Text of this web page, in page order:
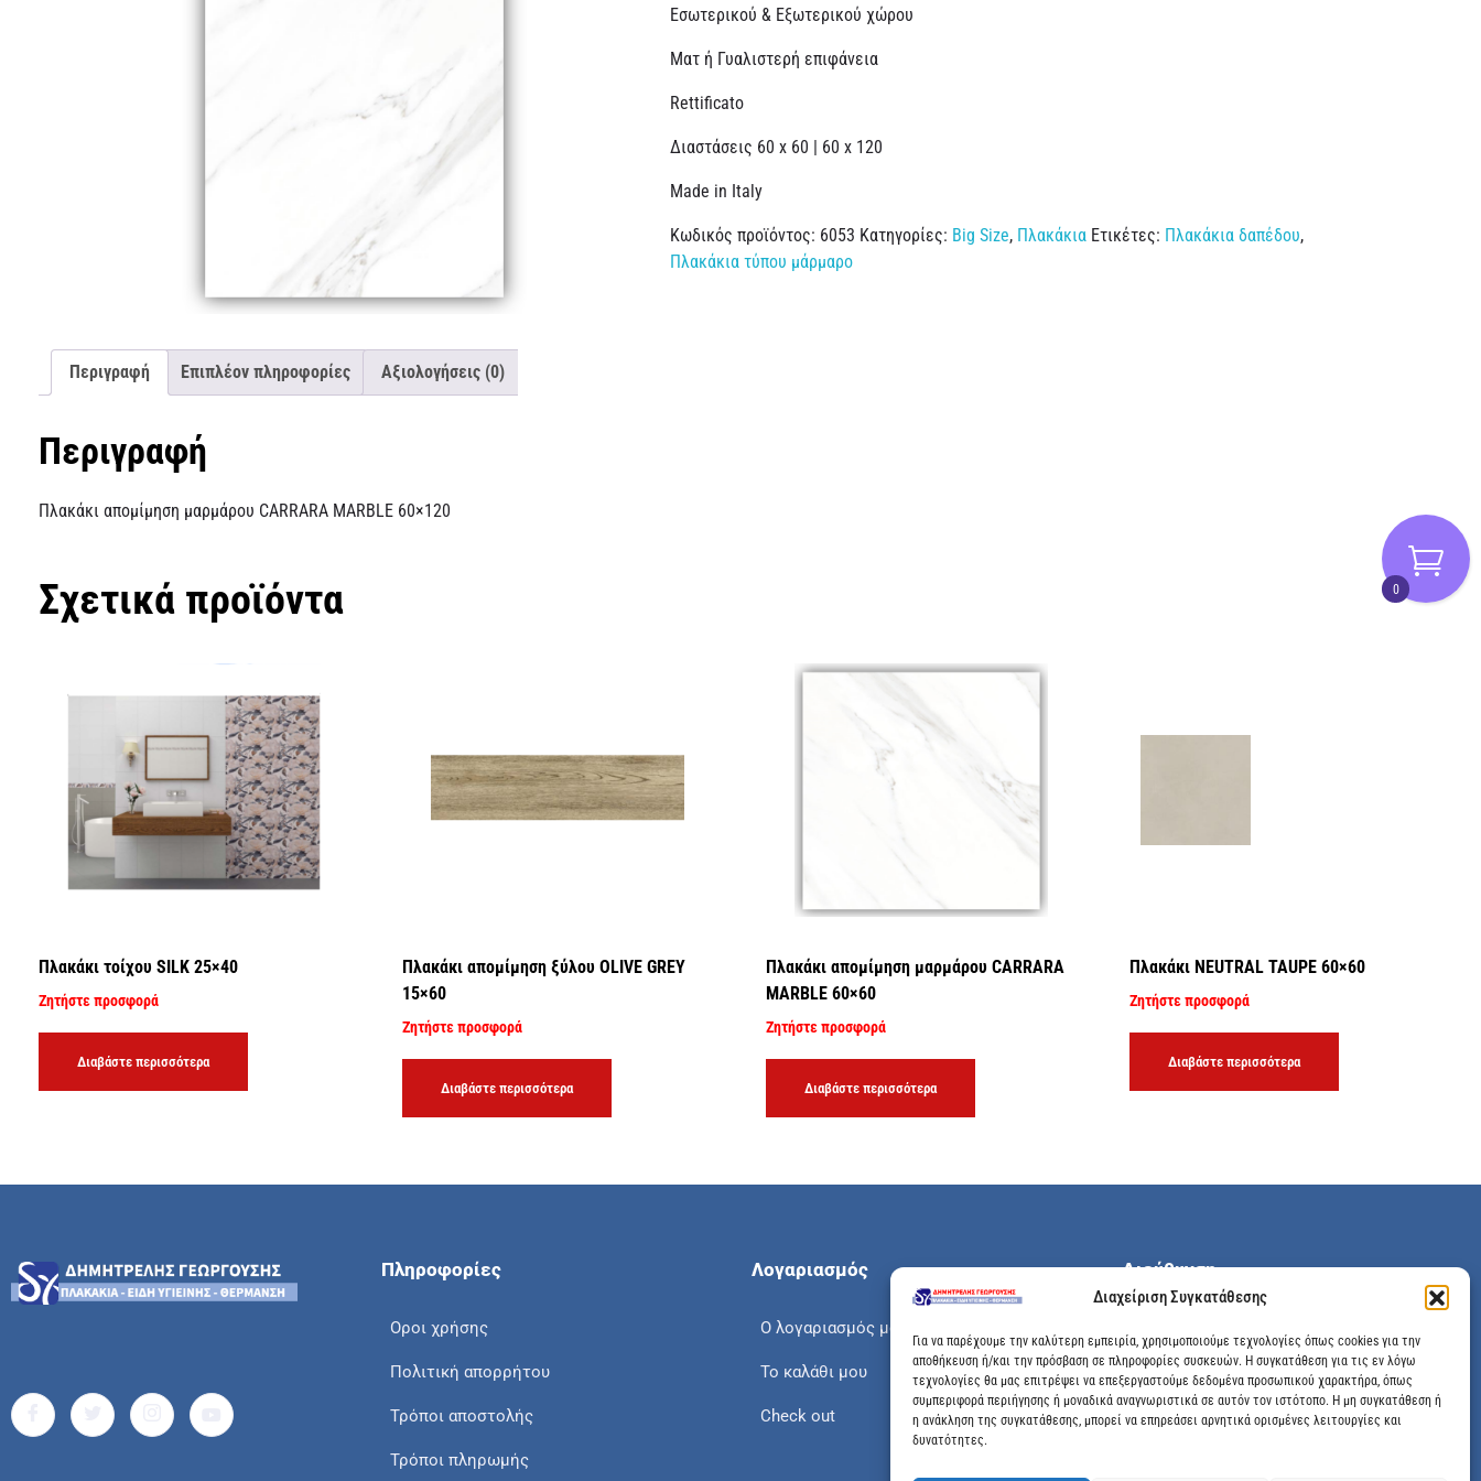
Διαχείριση Συγκατάθεσης
Για να παρέχουμε την καλύτερη εμπειρία, χρησιμοποιούμε τεχνολογίες όπως cookies για την
αποθήκευση ή/και την πρόσβαση σε πληροφορίες συσκευών. Η συγκατάθεση για τις εν λόγω
τεχνολογίες θα μας επιτρέψει να επεξεργαστούμε δεδομένα προσωπικού χαρακτήρα, όπως
συμπεριφορά περιήγησης ή μοναδικά αναγνωριστικά σε αυτόν τον ιστότοπο. Η μη συγκατάθεση ή
η ανάκληση της συγκατάθεσης, μπορεί να επηρεάσει αρνητικά ορισμένες λειτουργίες και
δυνατότητες.
Εσωτερικού & Εξωτερικού χώρου
Ματ ή Γυαλιστερή επιφάνεια
Rettificato
Διαστάσεις 60 x 60 | 60 x 120
Made in Italy
Κωδικός προϊόντος: 6053 Κατηγορίες: Big Size, Πλακάκια Ετικέτες: Πλακάκια δαπέδου,
Πλακάκια τύπου μάρμαρο
Περιγραφή Επιπλέον πληροφορίες Αξιολογήσεις (0)
Περιγραφή
Πλακάκι απομίμηση μαρμάρου CARRARA MARBLE 60×120
Σχετικά προϊόντα
Πλακάκι τοίχου SILK 25×40
Ζητήστε προσφορά
Διαβάστε περισσότερα
Πλακάκι απομίμηση ξύλου OLIVE GREY
15×60
Ζητήστε προσφορά
Διαβάστε περισσότερα
Πλακάκι απομίμηση μαρμάρου CARRARA
MARBLE 60×60
Ζητήστε προσφορά
Διαβάστε περισσότερα
Πλακάκι NEUTRAL TAUPE 60×60
Ζητήστε προσφορά
Διαβάστε περισσότερα
Πληροφορίες
Οροι χρήσης
Πολιτική απορρήτου
Τρόποι αποστολής
Τρόποι πληρωμής
Λογαριασμός
Ο λογαριασμός μου
Το καλάθι μου
Check out
Διεύθυνση
Μεγάλης Χώρας 89, Αγρίνιο, Τ.Κ: 30100
info@dimitrelis-georgousis.gr
(+30) 26410 44020
0